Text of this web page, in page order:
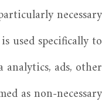
necessary
used specifically to
analytics, ads, other
as non-necessary